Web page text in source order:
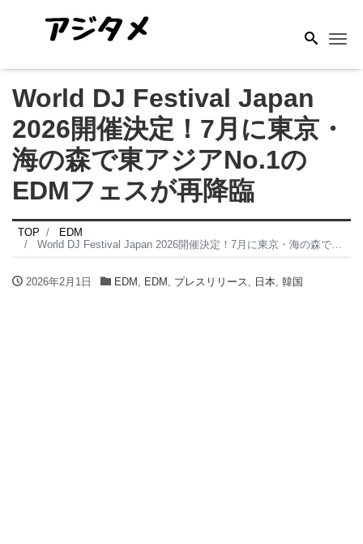
World DJ Festival Japan
2026開催決定！7月に東京・
海の森で東アジアNo.1の
EDMフェスが再降臨
TOP
EDM
World DJ Festival Japan 2026開催決定！7月に東京・海の森で東アジアNo.1のEDMフェスが再降臨
2026年2月1日 EDM EDM プレスリリース 日本, 韓国